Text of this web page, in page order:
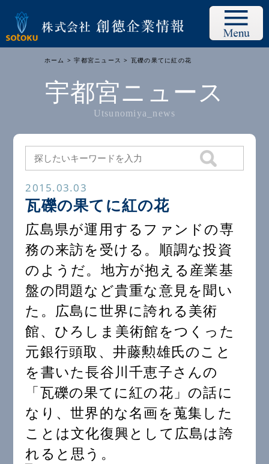
ホーム >宇都宮ニュース > 瓦礫の果てに紅の花
宇都宮ニュース
Utsunomiya_news
2015.03.03
瓦礫の果てに紅の花
広島県が運用するファンドの専
務の来訪を受ける。順調な投資
のようだ。地方が抱える産業基
盤の問題など貴重な意見を聞い
た。広島に世界に誇れる美術
館、ひろしま美術館をつくった
元銀行頭取、井藤勲雄氏のこと
を書いた長谷川千恵子さんの
「瓦礫の果てに紅の花」の話に
なり、世界的な名画を蒐集した
ことは文化復興として広島は誇
れると思う。